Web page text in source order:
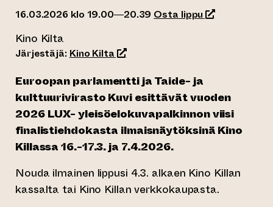
16.03.2026 klo 19.00—20.39 Osta lippu (siirtyy
Kino Kilta
Järjestäjä: Kino Kilta(siirtyy toiseen verkkopalveluun)
Euroopan parlamentti ja Taide- ja
kulttuurivirasto Kuvi esittävät vuoden
2026 LUX- yleisöelokuvapalkinnon viisi
finalistiehdokasta ilmaisnäytöksinä Kino
Killassa 16.-17.3. ja 7.4.2026.
Nouda ilmainen lippusi 4.3. alkaen Kino Killan
kassalta tai Kino Killan verkkokaupasta.